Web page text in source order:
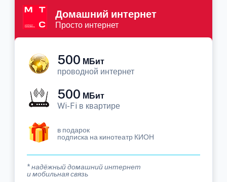
Домашний интернет
Просто интернет
500 МБит
проводной интернет
500 МБит
Wi-Fi в квартире
в подарок
подписка на кинотеатр КИОН
* надёжный домашний интернет
и мобильная связь